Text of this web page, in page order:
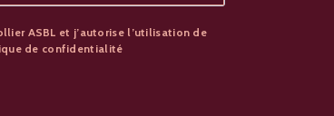
ASBL et j’autorise l’utilisation de
de confidentialité